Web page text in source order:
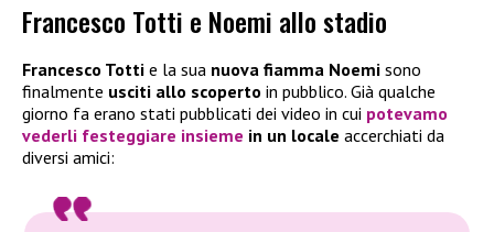
Francesco Totti e Noemi allo stadio
Francesco Totti e la sua nuova fiamma Noemi sono
finalmente usciti allo scoperto in pubblico. Già qualche
giorno fa erano stati pubblicati dei video in cui potevamo
vederli festeggiare insieme in un locale accerchiati da
diversi amici: